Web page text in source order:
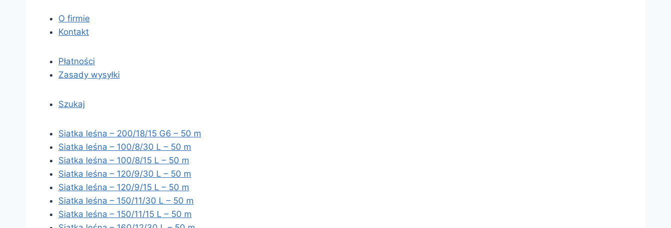
O firmie
Kontakt
Płatności
Zasady wysyłki
Szukaj
Siatka leśna – 200/18/15 G6 – 50 m
Siatka leśna – 100/8/30 L – 50 m
Siatka leśna – 100/8/15 L – 50 m
Siatka leśna – 120/9/30 L – 50 m
Siatka leśna – 120/9/15 L – 50 m
Siatka leśna – 150/11/30 L – 50 m
Siatka leśna – 150/11/15 L – 50 m